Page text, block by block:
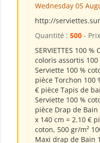
Wednesday 05
http://
Quantité : 500 -
SERVIETTES 100
coloris assortis
Serviette 100 %
pièce Torchon 100
€ pièce Tapis de
Serviette 100 %
pièce Drap de Bain
x 140 cm = 2.10 €
coton, 500 gr/m²
Maxi drap de Bain